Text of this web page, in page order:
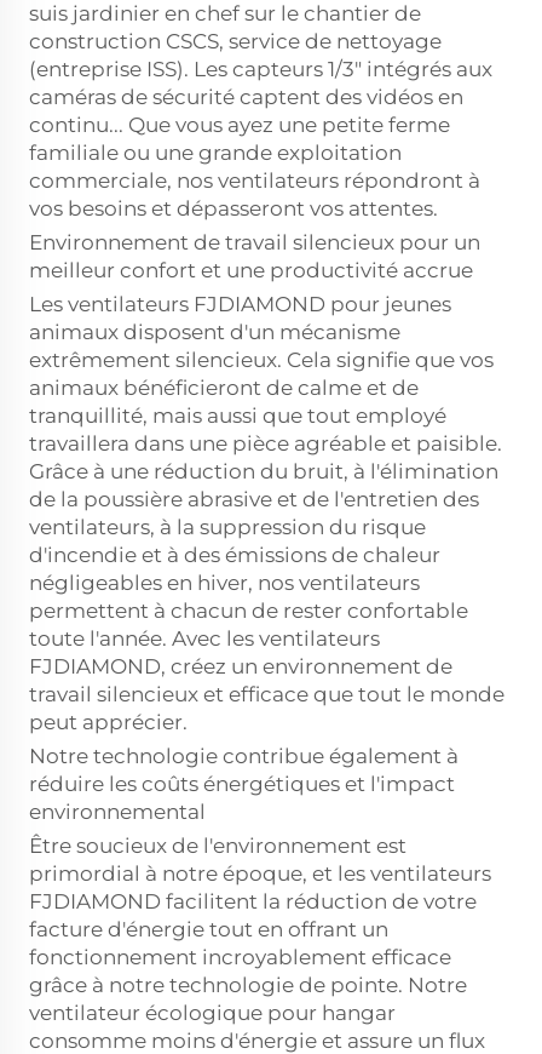
suis jardinier en chef sur le chantier de
construction CSCS, service de nettoyage
(entreprise ISS). Les capteurs 1/3" intégrés aux
caméras de sécurité captent des vidéos en
continu... Que vous ayez une petite ferme
familiale ou une grande exploitation
commerciale, nos ventilateurs répondront à
vos besoins et dépasseront vos attentes.
Environnement de travail silencieux pour un
meilleur confort et une productivité accrue
Les ventilateurs FJDIAMOND pour jeunes
animaux disposent d'un mécanisme
extrêmement silencieux. Cela signifie que vos
animaux bénéficieront de calme et de
tranquillité, mais aussi que tout employé
travaillera dans une pièce agréable et paisible.
Grâce à une réduction du bruit, à l'élimination
de la poussière abrasive et de l'entretien des
ventilateurs, à la suppression du risque
d'incendie et à des émissions de chaleur
négligeables en hiver, nos ventilateurs
permettent à chacun de rester confortable
toute l'année. Avec les ventilateurs
FJDIAMOND, créez un environnement de
travail silencieux et efficace que tout le monde
peut apprécier.
Notre technologie contribue également à
réduire les coûts énergétiques et l'impact
environnemental
Être soucieux de l'environnement est
primordial à notre époque, et les ventilateurs
FJDIAMOND facilitent la réduction de votre
facture d'énergie tout en offrant un
fonctionnement incroyablement efficace
grâce à notre technologie de pointe. Notre
ventilateur écologique pour hangar
consomme moins d'énergie et assure un flux